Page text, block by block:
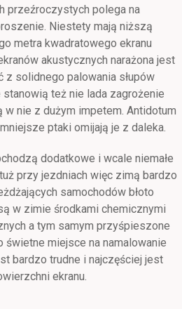
przeźroczystych polega na
Niestety mają niższą
metra kwadratowego ekranu
akustycznych narażona jest
z solidnego palowania słupów
też nie lada zagrożenie
nie z dużym impetem. Antidotum
ptaki omijają je z daleka.
dodatkowe i wcale niemałe
przy jezdniach więc zimą bardzo
samochodów błoto
w zimie środkami chemicznymi
a tym samym przyśpieszone
miejsce na namalowanie
bardzo trudne i najczęściej jest
ekranu.